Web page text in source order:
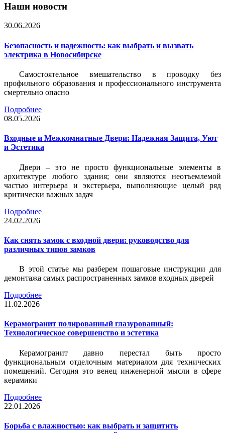
Наши новости
30.06.2026
Безопасность и надежность: как выбрать и вызвать
электрика в Новосибирске
Самостоятельное вмешательство в проводку без
профильного образования и профессионального инструмента
смертельно опасно
Подробнее
08.05.2026
Входные и Межкомнатные Двери: Надежная Защита, Уют
и Эстетика
Двери – это не просто функциональные элементы в
архитектуре любого здания; они являются неотъемлемой
частью интерьера и экстерьера, выполняющие целый ряд
критически важных задач
Подробнее
24.02.2026
Как снять замок с входной двери: руководство для
различных типов замков
В этой статье мы разберем пошаговые инструкции для
демонтажа самых распространенных замков входных дверей
Подробнее
11.02.2026
Керамогранит полированный глазурованный:
Технологическое совершенство и эстетика
Керамогранит давно перестал быть просто
функциональным отделочным материалом для технических
помещений. Сегодня это венец инженерной мысли в сфере
керамики
Подробнее
22.01.2026
Борьба с влажностью: как выбрать и защитить